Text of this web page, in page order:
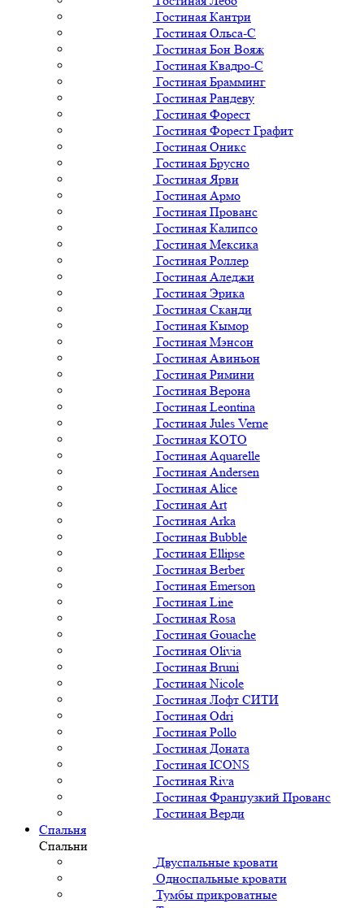
Гостиная Кантри
Гостиная Ольса-С
Гостиная Бон Вояж
Гостиная Квадро-С
Гостиная Брамминг
Гостиная Рандеву
Гостиная Форест
Гостиная Форест Графит
Гостиная Оникс
Гостиная Брусно
Гостиная Ярви
Гостиная Армо
Гостиная Прованс
Гостиная Калипсо
Гостиная Мексика
Гостиная Роллер
Гостиная Аледжи
Гостиная Эрика
Гостиная Сканди
Гостиная Кымор
Гостиная Мэнсон
Гостиная Авиньон
Гостиная Римини
Гостиная Верона
Гостиная Leontina
Гостиная Jules Verne
Гостиная KOTO
Гостиная Aquarelle
Гостиная Andersen
Гостиная Alice
Гостиная Art
Гостиная Arka
Гостиная Bubble
Гостиная Ellipse
Гостиная Berber
Гостиная Emerson
Гостиная Line
Гостиная Rosa
Гостиная Gouache
Гостиная Olivia
Гостиная Bruni
Гостиная Nicole
Гостиная Лофт СИТИ
Гостиная Odri
Гостиная Pollo
Гостиная Доната
Гостиная ICONS
Гостиная Riva
Гостиная Французкий Прованс
Гостиная Верди
Спальня
Спальни
Двуспальные кровати
Односпальные кровати
Тумбы прикроватные